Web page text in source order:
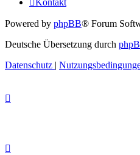
Kontakt
Powered by phpBB® Forum
Deutsche Übersetzung durch
Datenschutz |